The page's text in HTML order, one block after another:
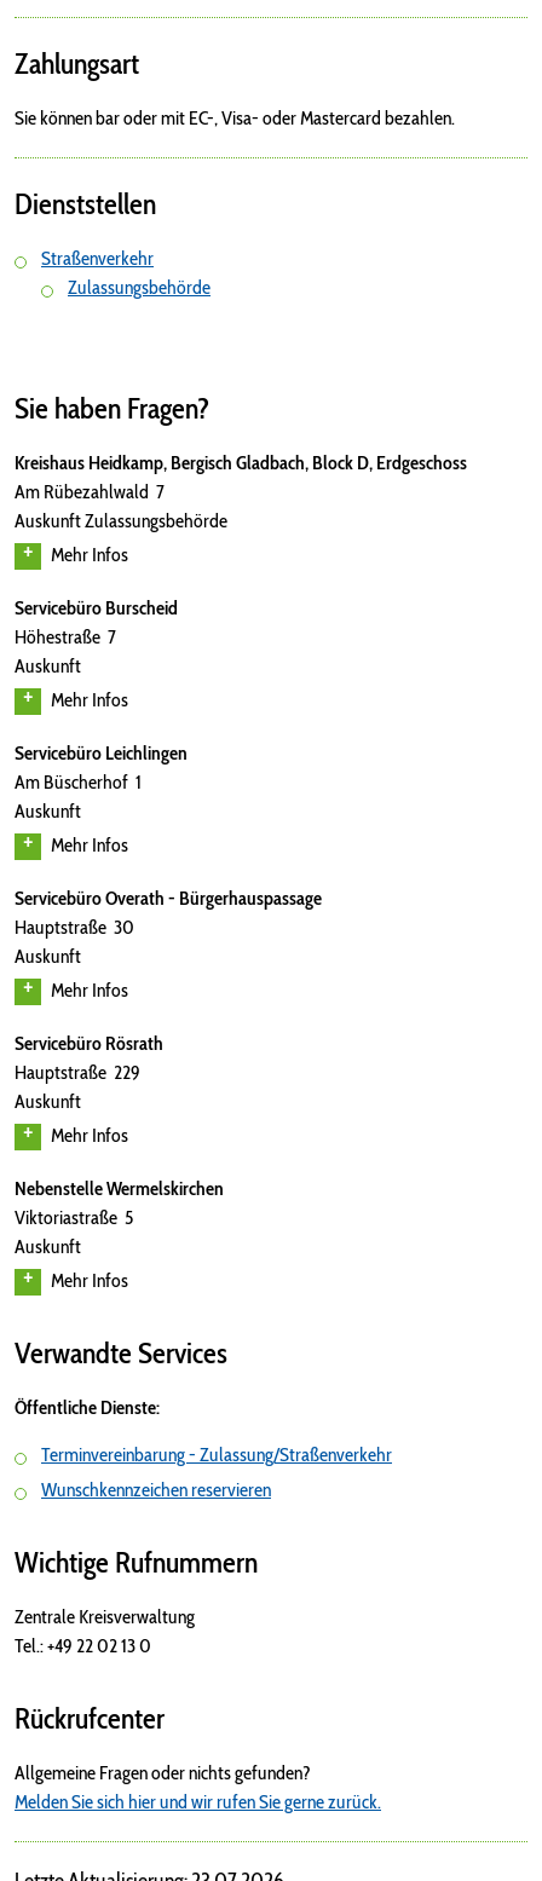
Zahlungsart
Sie können bar oder mit EC-, Visa- oder Mastercard bezahlen.
Dienststellen
Straßenverkehr
Zulassungsbehörde
Sie haben Fragen?
Kreishaus Heidkamp, Bergisch Gladbach, Block D, Erdgeschoss
Am Rübezahlwald 7
Auskunft Zulassungsbehörde
Mehr Infos
Servicebüro Burscheid
Höhestraße 7
Auskunft
Mehr Infos
Servicebüro Leichlingen
Am Büscherhof 1
Auskunft
Mehr Infos
Servicebüro Overath - Bürgerhauspassage
Hauptstraße 30
Auskunft
Mehr Infos
Servicebüro Rösrath
Hauptstraße 229
Auskunft
Mehr Infos
Nebenstelle Wermelskirchen
Viktoriastraße 5
Auskunft
Mehr Infos
Verwandte Services
Öffentliche Dienste:
Terminvereinbarung - Zulassung/Straßenverkehr
Wunschkennzeichen reservieren
Wichtige Rufnummern
Zentrale Kreisverwaltung
Tel.: +49 22 02 13 0
Rückrufcenter
Allgemeine Fragen oder nichts gefunden?
Melden Sie sich hier und wir rufen Sie gerne zurück.